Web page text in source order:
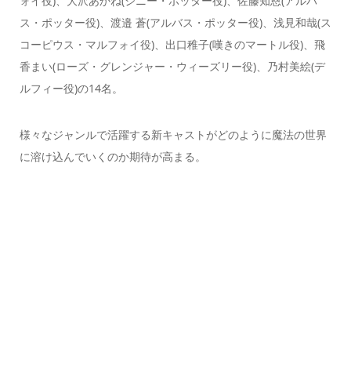
ス・ポッター役)、渡邉 蒼(アルバス・ポッター役)、浅見和哉(ス
コーピウス・マルフォイ役)、出口稚子(嘆きのマートル役)、飛
香まい(ローズ・グレンジャー・ウィーズリー役)、乃村美絵(デ
ルフィー役)の14名。
様々なジャンルで活躍する新キャストがどのように魔法の世界
に溶け込んでいくのか期待が高まる。